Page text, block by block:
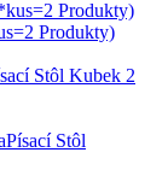
Produkty)
Stôl Kubek 2
Písací Stôl